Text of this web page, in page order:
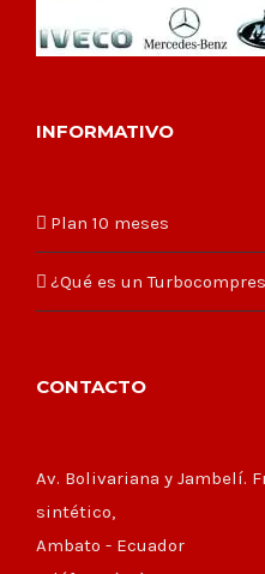
INFORMATIVO
Plan 10 meses
¿Qué es un
CONTACTO
Av. Bolivariana y Jambelí.
sintético,
Ambato - Ecuador